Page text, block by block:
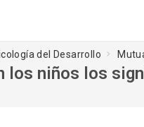
del Desarrollo
los niños los